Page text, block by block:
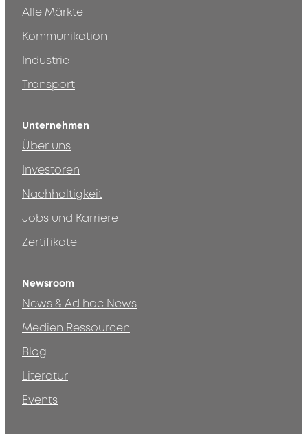
Alle Märkte
Kommunikation
Industrie
Transport
Unternehmen
Über uns
Investoren
Nachhaltigkeit
Jobs und Karriere
Zertifikate
Newsroom
News & Ad hoc News
Medien Ressourcen
Blog
Literatur
Events